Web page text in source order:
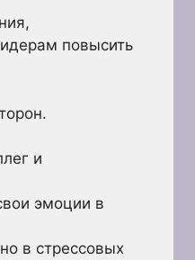
повысить
и
эмоции в
в стрессовых